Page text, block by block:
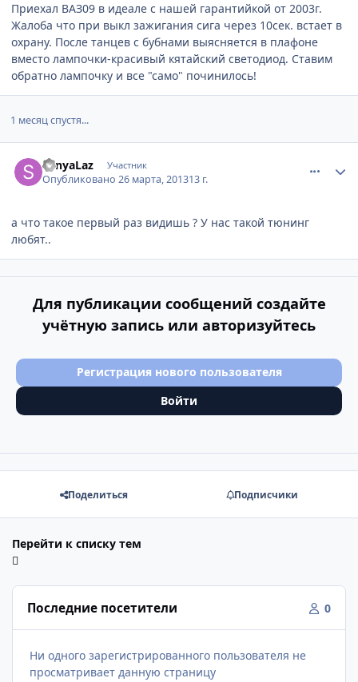
Приехал ВАЗ09 в идеале с нашей гарантийкой от 2003г.
Жалоба что при выкл зажигания сига через 10сек. встает в
охрану. После танцев с бубнами выясняется в плафоне
вместо лампочки-красивый кятайский светодиод. Ставим
обратно лампочку и все "само" починилось!
1 месяц спустя...
SanyaLaz Участник
Опубликовано26 марта, 201313 г.
а что такое первый раз видишь ? У нас такой тюнинг
любят..
Для публикации сообщений создайте
учётную запись или авторизуйтесь
Регистрация нового пользователя
Войти
Поделиться Подписчики
Перейти к списку тем
Последние посетители 0
Ни одного зарегистрированного пользователя не
просматривает данную страницу